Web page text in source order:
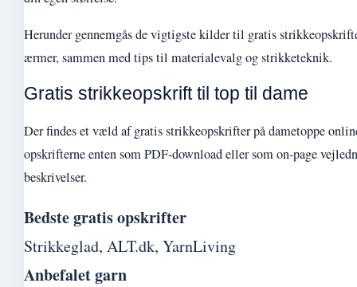
Herunder gennemgås de vigtigste kilder til gratis
ærmer, sammen med tips til materialevalg og strikketeknik.
Gratis strikkeopskrift til top til dame
Der findes et væld af gratis strikkeopskrifter på dametoppe
opskrifterne enten som PDF-download eller som on-page
beskrivelser.
Bedste gratis opskrifter
Strikkeglad, ALT.dk, YarnLiving
Anbefalet garn